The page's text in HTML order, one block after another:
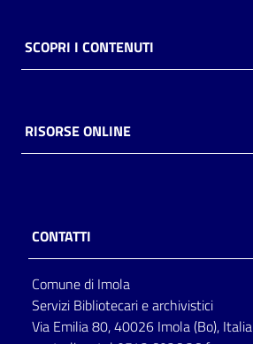
Piani
Decentrate
SCOPRI I CONTENUTI
RISORSE ONLINE
CONTATTI
Comune di Imola
Servizi Bibliotecari e archivistici
Via Emilia 80, 40026 Imola (Bo), Italia